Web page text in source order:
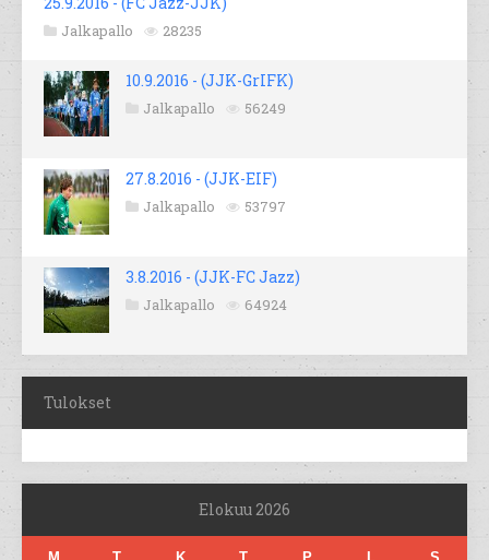
Jalkapallo 28235
10.9.2016 - (JJK-GrIFK)
Jalkapallo 56249
27.8.2016 - (JJK-EIF)
Jalkapallo 53797
3.8.2016 - (JJK-FC Jazz)
Jalkapallo 64924
Tulokset
Elokuu 2026